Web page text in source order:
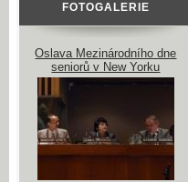
FOTOGALERIE
Oslava Mezinárodního dne
seniorů v New Yorku